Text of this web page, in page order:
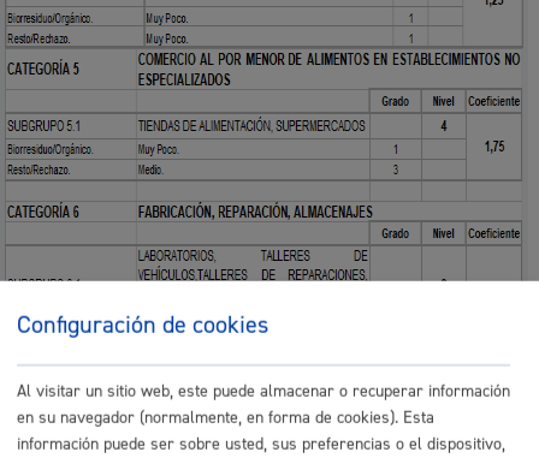
Configuración de cookies
Al visitar un sitio web, este puede almacenar o recuperar información
en su navegador (normalmente, en forma de cookies). Esta
información puede ser sobre usted, sus preferencias o el dispositivo,